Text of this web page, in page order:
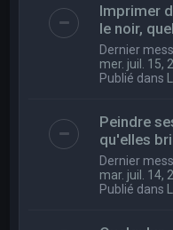
Imprimer
le noir,
Dernier
mer. juil. 15,
Publié dans
Peindre
qu'elles
Dernier
mar. juil. 14,
Publié dans